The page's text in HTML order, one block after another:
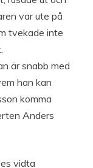
var ute på
tvekade inte
är snabb med
han kan
komma
Anders
vidta